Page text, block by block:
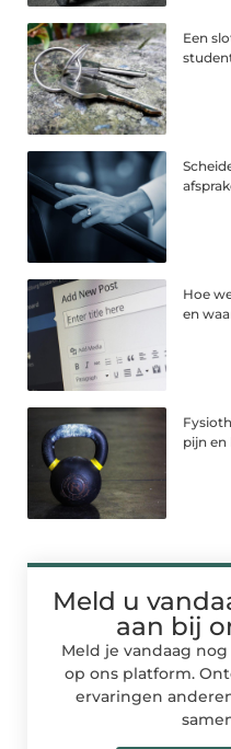
Een
Hoe
en
pijn en
Meld u
aan bij
Meld je vandaag
op ons platform.
ervaringen